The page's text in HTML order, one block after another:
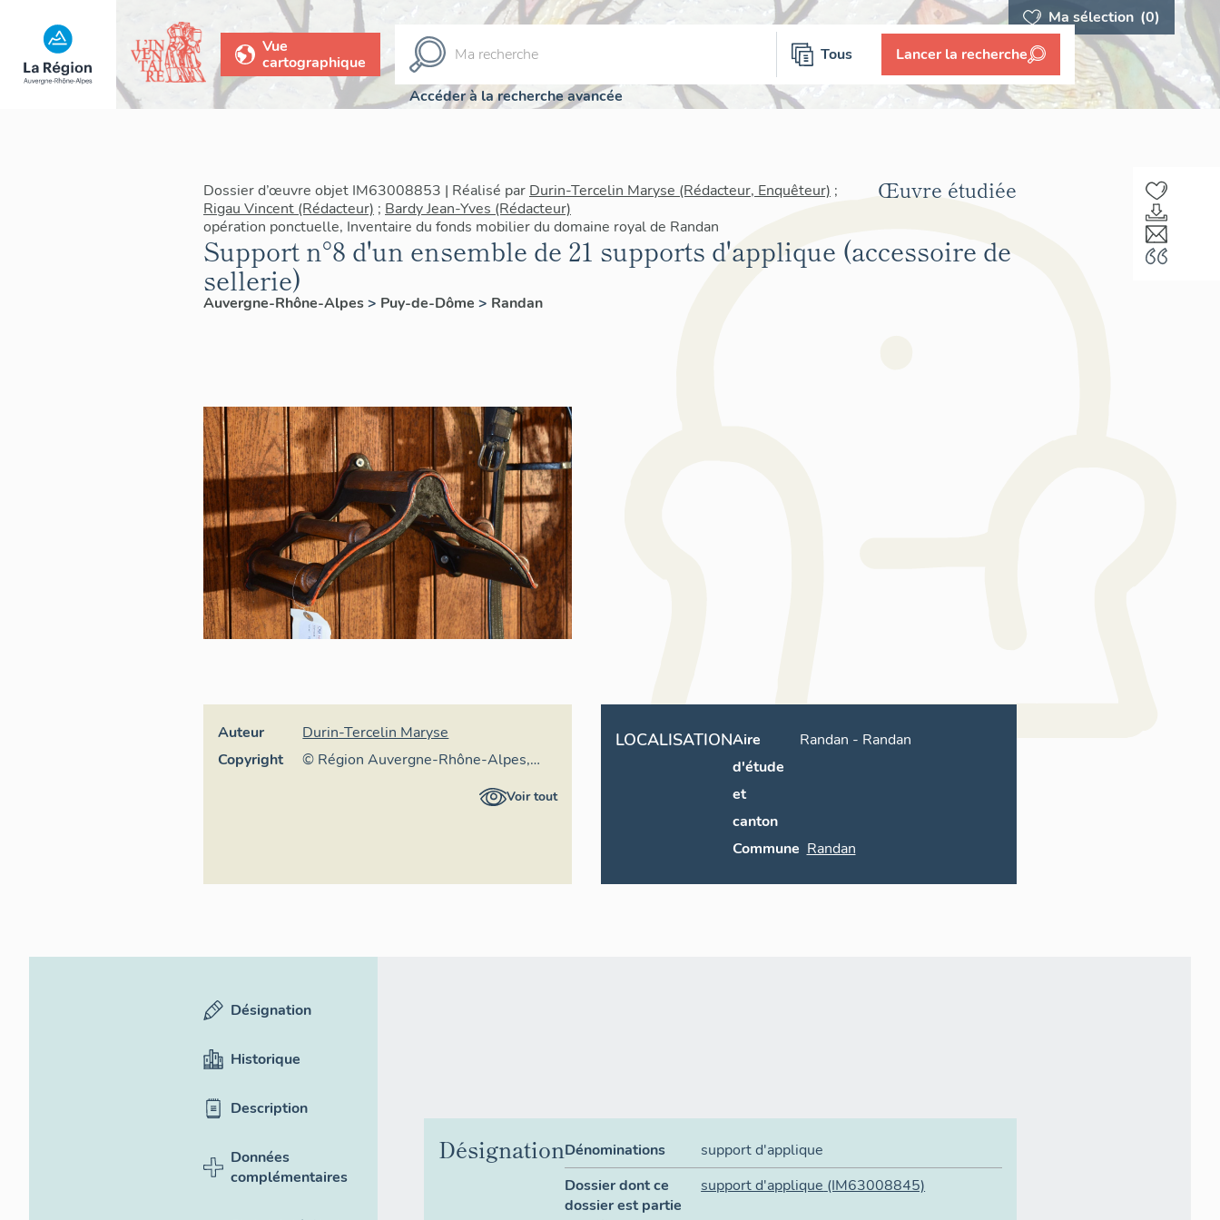
Ma sélection (0)
Vue
cartographique
Tous Lancer la recherche
Accéder à la recherche avancée
Dossier d’œuvre objet IM63008853 | Réalisé par Durin-Tercelin Maryse (Rédacteur, Enquêteur) ;
Rigau Vincent (Rédacteur) ; Bardy Jean-Yves (Rédacteur)
opération ponctuelle, Inventaire du fonds mobilier du domaine royal de Randan
Support n°8 d'un ensemble de 21 supports d'applique (accessoire de
sellerie)
Auvergne-Rhône-Alpes> Puy-de-Dôme > Randan
Œuvre étudiée
Auteur
Durin-Tercelin Maryse
Copyright
© Région Auvergne-Rhône-Alpes,
Inventaire général du patrimoineVoir tout
LOCALISATIONAire
d'étude
et
canton
Randan - Randan
Commune Randan
Désignation
Historique
Description
Données
complémentaires
DésignationDénominations
support d'applique
Dossier dont ce
dossier est partie
support d'applique (IM63008845)